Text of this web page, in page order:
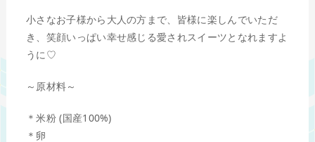
小さなお子様から大人の方まで、皆様に楽しんでいただ
き、笑顔いっぱい幸せ感じる愛されスイーツとなれますよ
うに♡
～原材料～
＊米粉 (国産100%)
＊卵